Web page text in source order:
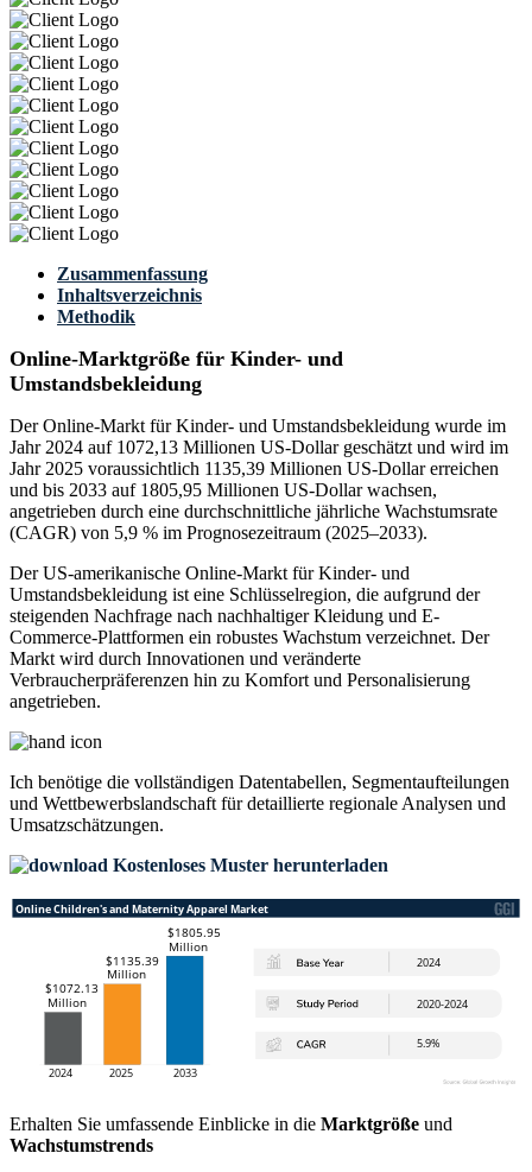
Zusammenfassung
Inhaltsverzeichnis
Methodik
Online-Marktgröße für Kinder- und
Umstandsbekleidung
Der Online-Markt für Kinder- und Umstandsbekleidung wurde im
Jahr 2024 auf 1072,13 Millionen US-Dollar geschätzt und wird im
Jahr 2025 voraussichtlich 1135,39 Millionen US-Dollar erreichen
und bis 2033 auf 1805,95 Millionen US-Dollar wachsen,
angetrieben durch eine durchschnittliche jährliche Wachstumsrate
(CAGR) von 5,9 % im Prognosezeitraum (2025–2033).
Der US-amerikanische Online-Markt für Kinder- und
Umstandsbekleidung ist eine Schlüsselregion, die aufgrund der
steigenden Nachfrage nach nachhaltiger Kleidung und E-
Commerce-Plattformen ein robustes Wachstum verzeichnet. Der
Markt wird durch Innovationen und veränderte
Verbraucherpräferenzen hin zu Komfort und Personalisierung
angetrieben.
Ich benötige die vollständigen Datentabellen, Segmentaufteilungen
und Wettbewerbslandschaft für detaillierte regionale Analysen und
Umsatzschätzungen.
Kostenloses Muster herunterladen
Erhalten Sie umfassende Einblicke in die Marktgröße und
Wachstumstrends